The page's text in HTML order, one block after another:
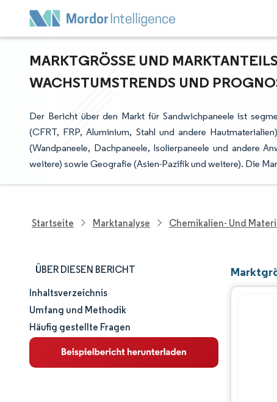
MARKTGRÖSSE UND
ACHSTUMSTRENDS UND
Der Bericht über den Markt für Sandwichpaneele ist
(CFRT, FRP, Aluminium, Stahl und andere
(Wandpaneele, Dachpaneele, Isolierpaneele und andere
weitere) sowie Geografie (Asien-Pazifik und weitere). Die
Startseite Marktanalyse Chemikalien- Und
ÜBER DIESEN BERICHT
Marktgröße und -anteil
Marktanalyse
Trends und Einblicke
Inhaltsverzeichnis
Umfang und Methodik
Häufig gestellte Fragen